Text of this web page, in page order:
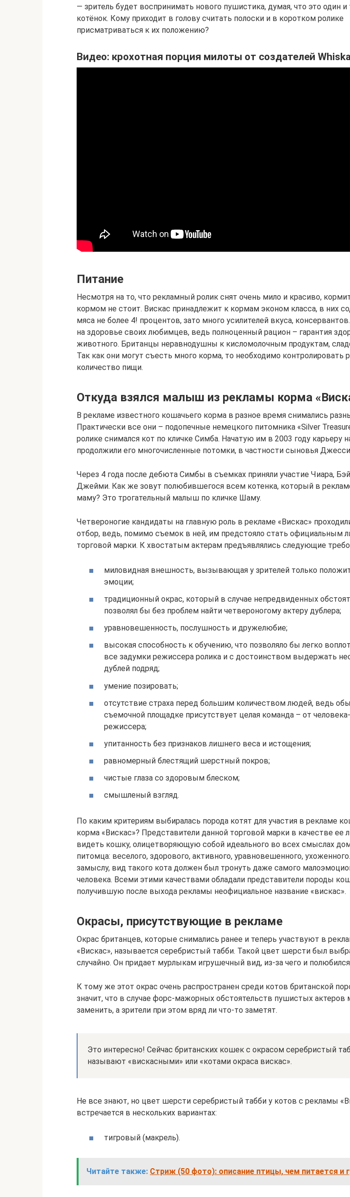
— зритель будет воспринимать нового пушистика, думая, что это один
котёнок. Кому приходит в голову считать полоски и в коротком ролике
присматриваться к их положению?
Видео: крохотная порция милоты от создателей
Питание
Несмотря на то, что рекламный ролик снят очень мило и красиво,
кормом не стоит. Вискас принадлежит к кормам эконом класса, в них
мяса не более 4! процентов, зато много усилителей вкуса,
на здоровье своих любимцев, ведь полноценный рацион – гарантия
животного. Британцы неравнодушны к кисломолочным продуктам,
Так как они могут съесть много корма, то необходимо контролировать
количество пищи.
Откуда взялся малыш из рекламы корма
В рекламе известного кошачьего корма в разное время снимались
Практически все они – подопечные немецкого питомника «Silver
ролике снимался кот по кличке Симба. Начатую им в 2003 году карьеру
продолжили его многочисленные потомки, в частности сыновья
Через 4 года после дебюта Симбы в съемках приняли участие Чиара,
Джейми. Как же зовут полюбившегося всем котенка, который в
маму? Это трогательный малыш по кличке Шаму.
Четвероногие кандидаты на главную роль в рекламе «Вискас»
отбор, ведь, помимо съемок в ней, им предстояло стать официальным
торговой марки. К хвостатым актерам предъявлялись следующие
миловидная внешность, вызывающая у зрителей только
эмоции;
традиционный окрас, который в случае непредвиденных
позволял бы без проблем найти четвероногому актеру дублера;
уравновешенность, послушность и дружелюбие;
высокая способность к обучению, что позволяло бы легко
все задумки режиссера ролика и с достоинством выдержать
дублей подряд;
умение позировать;
отсутствие страха перед большим количеством людей, ведь
съемочной площадке присутствует целая команда – от
режиссера;
упитанность без признаков лишнего веса и истощения;
равномерный блестящий шерстный покров;
чистые глаза со здоровым блеском;
смышленый взгляд.
По каким критериям выбиралась порода котят для участия в рекламе
корма «Вискас»? Представители данной торговой марки в качестве ее
видеть кошку, олицетворяющую собой идеального во всех смыслах
питомца: веселого, здорового, активного, уравновешенного,
замыслу, вид такого кота должен был тронуть даже самого
человека. Всеми этими качествами обладали представители породы
получившую после выхода рекламы неофициальное название «вискас».
Окрасы, присутствующие в рекламе
Окрас британцев, которые снимались ранее и теперь участвуют в
«Вискас», называется серебристый табби. Такой цвет шерсти был
случайно. Он придает мурлыкам игрушечный вид, из-за чего и
К тому же этот окрас очень распространен среди котов британской
значит, что в случае форс-мажорных обстоятельств пушистых актеров
заменить, а зрители при этом вряд ли что-то заметят.
Это интересно! Сейчас британских кошек с окрасом серебристый
называют «вискасными» или «котами окраса вискас».
Не все знают, но цвет шерсти серебристый табби у котов с рекламы
встречается в нескольких вариантах:
тигровый (макрель).
Читайте также: Стриж (50 фото): описание птицы, чем питается и